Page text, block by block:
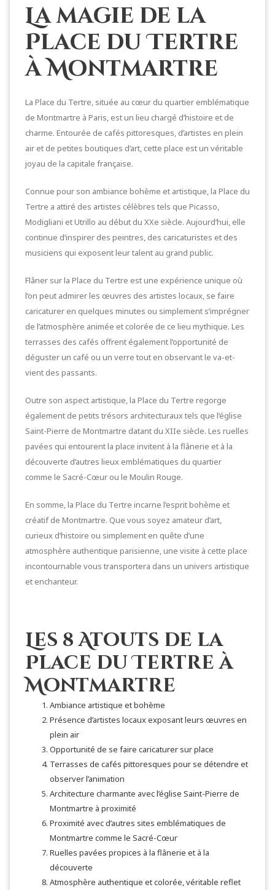
La magie de la
Place du Tertre
à Montmartre
La Place du Tertre, située au cœur du quartier emblématique
de Montmartre à Paris, est un lieu chargé d’histoire et de
charme. Entourée de cafés pittoresques, d’artistes en plein
air et de petites boutiques d’art, cette place est un véritable
joyau de la capitale française.
Connue pour son ambiance bohème et artistique, la Place du
Tertre a attiré des artistes célèbres tels que Picasso,
Modigliani et Utrillo au début du XXe siècle. Aujourd’hui, elle
continue d’inspirer des peintres, des caricaturistes et des
musiciens qui exposent leur talent au grand public.
Flâner sur la Place du Tertre est une expérience unique où
l’on peut admirer les œuvres des artistes locaux, se faire
caricaturer en quelques minutes ou simplement s’imprégner
de l’atmosphère animée et colorée de ce lieu mythique. Les
terrasses des cafés offrent également l’opportunité de
déguster un café ou un verre tout en observant le va-et-
vient des passants.
Outre son aspect artistique, la Place du Tertre regorge
également de petits trésors architecturaux tels que l’église
Saint-Pierre de Montmartre datant du XIIe siècle. Les ruelles
pavées qui entourent la place invitent à la flânerie et à la
découverte d’autres lieux emblématiques du quartier
comme le Sacré-Cœur ou le Moulin Rouge.
En somme, la Place du Tertre incarne l’esprit bohème et
créatif de Montmartre. Que vous soyez amateur d’art,
curieux d’histoire ou simplement en quête d’une
atmosphère authentique parisienne, une visite à cette place
incontournable vous transportera dans un univers artistique
et enchanteur.
Les 8 Atouts de la
Place du Tertre à
Montmartre
Ambiance artistique et bohème
Présence d’artistes locaux exposant leurs œuvres en
plein air
Opportunité de se faire caricaturer sur place
Terrasses de cafés pittoresques pour se détendre et
observer l’animation
Architecture charmante avec l’église Saint-Pierre de
Montmartre à proximité
Proximité avec d’autres sites emblématiques de
Montmartre comme le Sacré-Cœur
Ruelles pavées propices à la flânerie et à la
découverte
Atmosphère authentique et colorée, véritable reflet